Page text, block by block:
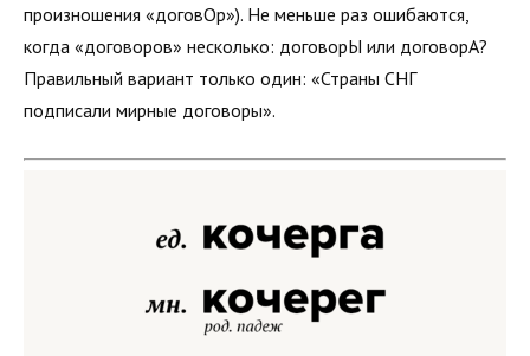
произношения «договОр»). Не меньше раз ошибаются,
когда «договоров» несколько: договорЫ или договорА?
Правильный вариант только один: «Страны СНГ
подписали мирные договоры».